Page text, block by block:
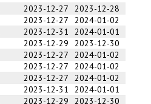
2023-12-27
2023-12-28
2023-12-27
2024-01-02
2023-12-31
2024-01-01
2023-12-29
2023-12-30
2023-12-27
2024-01-02
2023-12-27
2024-01-02
2023-12-27
2024-01-02
2023-12-31
2024-01-01
2023-12-29
2023-12-30